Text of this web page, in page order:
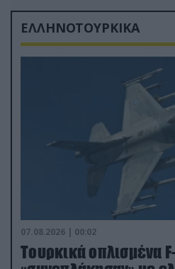
ΕΛΛΗΝΟΤΟΥΡΚΙΚΑ
07.08.2026 | 00:02
Τουρκικά οπλισμένα